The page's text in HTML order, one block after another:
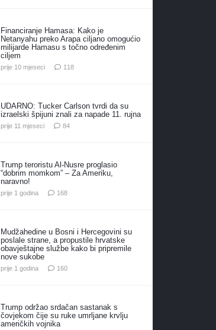
Financiranje Hamasa: Kako je
Netanyahu preko Arapa ciljano omogućio
milijarde Hamasu s točno određenim
ciljem
prije 10 mjeseci 118komentara
UDARNO: Tucker Carlson tvrdi da su
izraelski špijuni znali za napade 11. rujna
prije 11 mjeseci 84komentara
Trump teroristu Al-Nusre proglasio
“dobrim momkom” – Za Ameriku,
naravno!
prije 1 godina 168komentara
Mudžahedine u Bosni i Hercegovini su
poslale strane, a propustile hrvatske
obavještajne službe kako bi pripremile
nove sukobe
prije 1 godina 160komentara
Trump održao srdačan sastanak s
čovjekom čije su ruke umrljane krvlju
američkih vojnika